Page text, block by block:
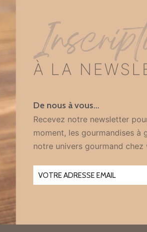
À LA
De nous à vous…
Recevez notre newsletter
moment, les gourmandises
notre univers gourmand chez